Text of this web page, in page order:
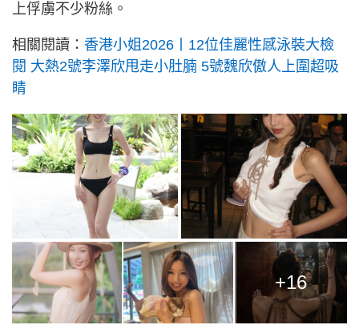
上俘虜不少粉絲。
相關閱讀： 香港小姐2026丨12位佳麗性感泳裝大檢
閱 大熱2號李澤欣甩走小肚腩 5號魏欣傲人上圍超吸
睛
+16